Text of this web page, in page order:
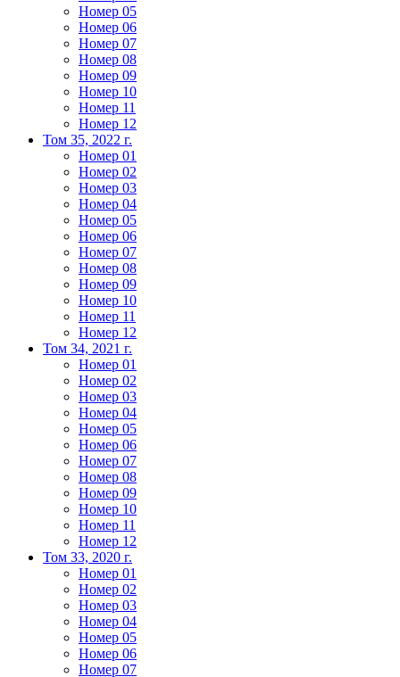
Номер 05
Номер 06
Номер 07
Номер 08
Номер 09
Номер 10
Номер 11
Номер 12
Том 35, 2022 г.
Номер 01
Номер 02
Номер 03
Номер 04
Номер 05
Номер 06
Номер 07
Номер 08
Номер 09
Номер 10
Номер 11
Номер 12
Том 34, 2021 г.
Номер 01
Номер 02
Номер 03
Номер 04
Номер 05
Номер 06
Номер 07
Номер 08
Номер 09
Номер 10
Номер 11
Номер 12
Том 33, 2020 г.
Номер 01
Номер 02
Номер 03
Номер 04
Номер 05
Номер 06
Номер 07